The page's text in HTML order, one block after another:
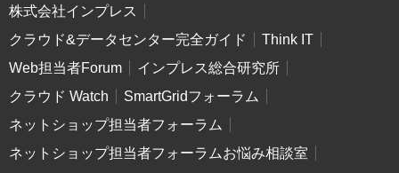
株式会社インプレス
クラウド&データセンター完全ガイド
Think IT
Web担当者Forum
インプレス総合研究所
クラウド Watch
SmartGridフォーラム
ネットショップ担当者フォーラム
ネットショップ担当者フォーラムお悩み相談室